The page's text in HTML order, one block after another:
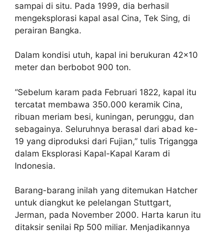
sampai di situ. Pada 1999, dia berhasil
mengeksplorasi kapal asal Cina, Tek Sing, di
perairan Bangka.
Dalam kondisi utuh, kapal ini berukuran 42×10
meter dan berbobot 900 ton.
“Sebelum karam pada Februari 1822, kapal itu
tercatat membawa 350.000 keramik Cina,
ribuan meriam besi, kuningan, perunggu, dan
sebagainya. Seluruhnya berasal dari abad ke-
19 yang diproduksi dari Fujian,” tulis Trigangga
dalam Eksplorasi Kapal-Kapal Karam di
Indonesia.
Barang-barang inilah yang ditemukan Hatcher
untuk diangkut ke pelelangan Stuttgart,
Jerman, pada November 2000. Harta karun itu
ditaksir senilai Rp 500 miliar. Menjadikannya